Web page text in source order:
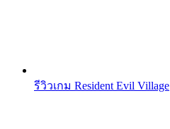
รีวิวเกม Resident Evil Village